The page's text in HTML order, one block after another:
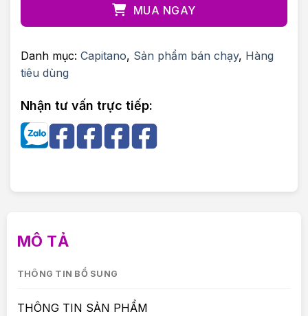
MUA NGAY
Danh mục: Capitano, Sản phẩm bán chạy, Hàng
tiêu dùng
Nhận tư vấn trực tiếp:
MÔ TẢ
THÔNG TIN BỔ SUNG
THÔNG TIN SẢN PHẨM